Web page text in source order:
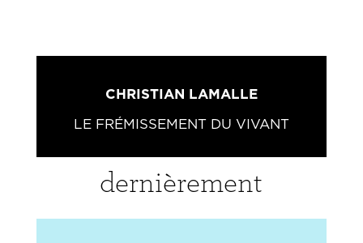
CHRISTIAN LAMALLE
LE FRÉMISSEMENT DU VIVANT
dernièrement